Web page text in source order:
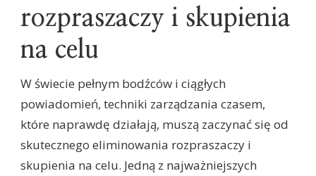
rozpraszaczy i skupienia
na celu
W świecie pełnym bodźców i ciągłych
powiadomień, techniki zarządzania czasem,
które naprawdę działają, muszą zaczynać się od
skutecznego eliminowania rozpraszaczy i
skupienia na celu. Jedną z najważniejszych